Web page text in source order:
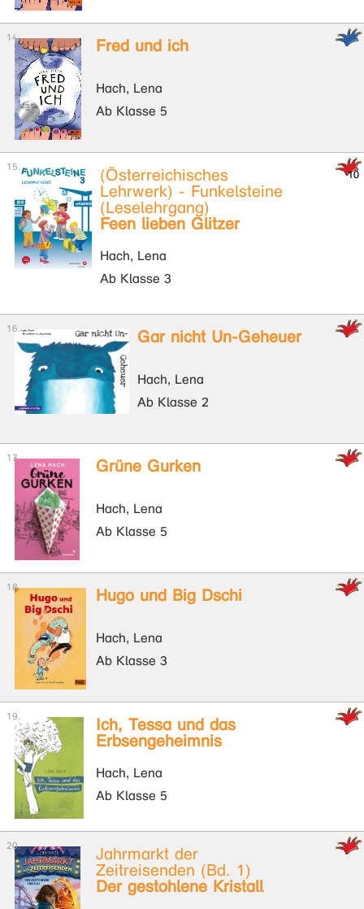
Fred und ich
Hach, Lena
Ab Klasse 5
(Österreichisches
Lehrwerk) - Funkelsteine
(Leselehrgang)
Feen lieben Glitzer
Hach, Lena
Ab Klasse 3
Gar nicht Un-Geheuer
Hach, Lena
Ab Klasse 2
Grüne Gurken
Hach, Lena
Ab Klasse 5
Hugo und Big Dschi
Hach, Lena
Ab Klasse 3
Ich, Tessa und das
Erbsengeheimnis
Hach, Lena
Ab Klasse 5
Jahrmarkt der
Zeitreisenden (Bd. 1)
Der gestohlene Kristall